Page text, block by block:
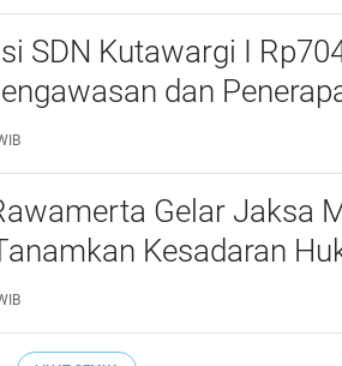
SDN Kutawargi I
dan
Dinilai Minim
Gelar Jaksa
Kesadaran